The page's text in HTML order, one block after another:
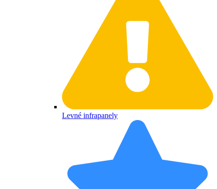
Levné infrapanely